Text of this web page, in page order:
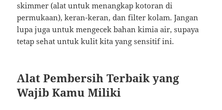
skimmer (alat untuk menangkap kotoran di
permukaan), keran-keran, dan filter kolam. Jangan
lupa juga untuk mengecek bahan kimia air, supaya
tetap sehat untuk kulit kita yang sensitif ini.
Alat Pembersih Terbaik yang
Wajib Kamu Miliki